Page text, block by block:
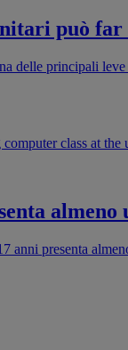
può
delle principali
anni presenta